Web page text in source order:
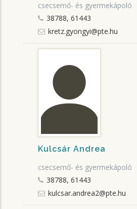
csecsemő- és gyermekápoló
38788, 61443
kretz.gyongyi@pte.hu
Kulcsár Andrea
csecsemő- és gyermekápoló
38788, 61443
kulcsar.andrea2@pte.hu